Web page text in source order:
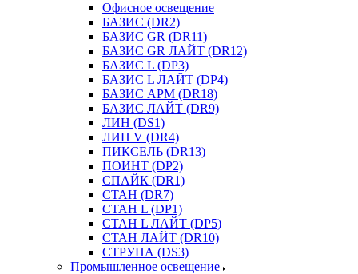
Офисное освещение
БАЗИС (DR2)
БАЗИС GR (DR11)
БАЗИС GR ЛАЙТ (DR12)
БАЗИС L (DP3)
БАЗИС L ЛАЙТ (DP4)
БАЗИС АРМ (DR18)
БАЗИС ЛАЙТ (DR9)
ЛИН (DS1)
ЛИН V (DR4)
ПИКСЕЛЬ (DR13)
ПОИНТ (DP2)
СПАЙК (DR1)
СТАН (DR7)
СТАН L (DP1)
СТАН L ЛАЙТ (DP5)
СТАН ЛАЙТ (DR10)
СТРУНА (DS3)
Промышленное освещение